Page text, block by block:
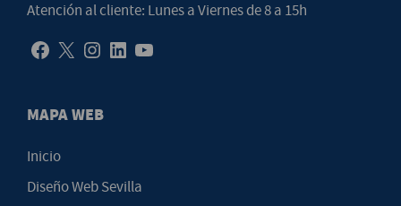
Atención al cliente: Lunes a Viernes de 8 a 15h
MAPA WEB
Inicio
Diseño Web Sevilla